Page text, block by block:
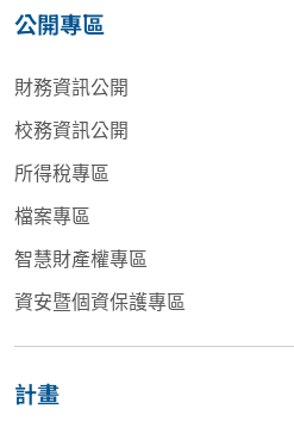
公開專區
財務資訊公開
校務資訊公開
所得稅專區
檔案專區
智慧財產權專區
資安暨個資保護專區
計畫